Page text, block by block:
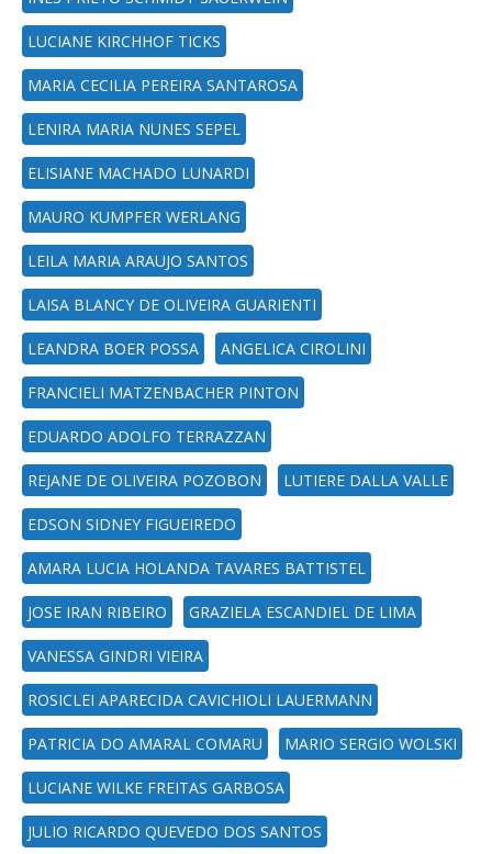
LUCIANE KIRCHHOF TICKS
MARIA CECILIA PEREIRA SANTAROSA
LENIRA MARIA NUNES SEPEL
ELISIANE MACHADO LUNARDI
MAURO KUMPFER WERLANG
LEILA MARIA ARAUJO SANTOS
LAISA BLANCY DE OLIVEIRA GUARIENTI
LEANDRA BOER POSSA ANGELICA CIROLINI
FRANCIELI MATZENBACHER PINTON
EDUARDO ADOLFO TERRAZZAN
REJANE DE OLIVEIRA POZOBON LUTIERE DALLA VALLE
EDSON SIDNEY FIGUEIREDO
AMARA LUCIA HOLANDA TAVARES BATTISTEL
JOSE IRAN RIBEIRO GRAZIELA ESCANDIEL DE LIMA
VANESSA GINDRI VIEIRA
ROSICLEI APARECIDA CAVICHIOLI LAUERMANN
PATRICIA DO AMARAL COMARU MARIO SERGIO WOLSKI
LUCIANE WILKE FREITAS GARBOSA
JULIO RICARDO QUEVEDO DOS SANTOS